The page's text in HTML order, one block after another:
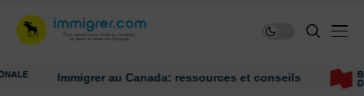
Immigrer au Canada: ressources et conseils